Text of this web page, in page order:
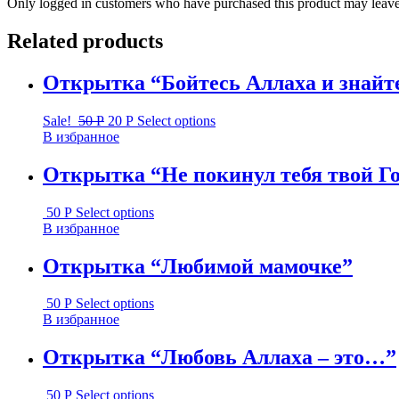
Only logged in customers who have purchased this product may
Related products
Открытка “Бойтесь Аллаха и
Sale! 50Р 20 Р Select options
В избранное
Открытка “Не покинул тебя твой
50 Р Select options
В избранное
Открытка “Любимой мамочке”
50 Р Select options
В избранное
Открытка “Любовь Аллаха – это…”
50 Р Select options